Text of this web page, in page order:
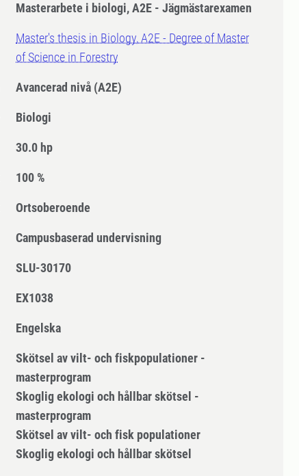
Masterarbete i biologi, A2E - Jägmästarexamen
Master's thesis in Biology, A2E - Degree of Master
of Science in Forestry
Avancerad nivå (A2E)
Biologi
30.0 hp
100 %
Ortsoberoende
Campusbaserad undervisning
SLU-30170
EX1038
Engelska
Skötsel av vilt- och fiskpopulationer -
masterprogram
Skoglig ekologi och hållbar skötsel -
masterprogram
Skötsel av vilt- och fisk populationer
Skoglig ekologi och hållbar skötsel